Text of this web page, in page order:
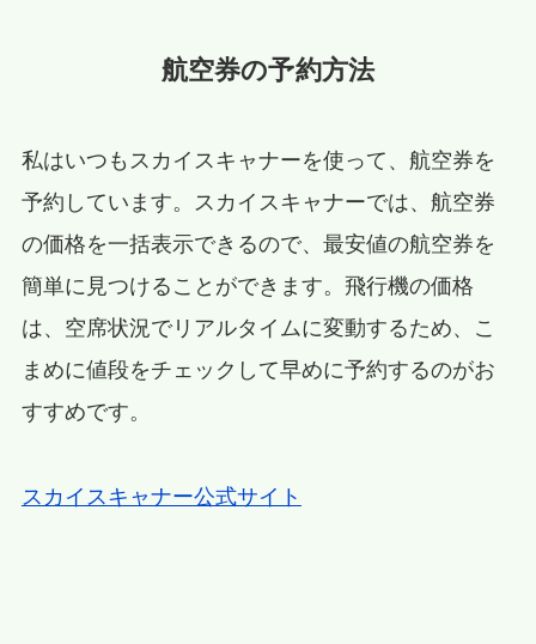
航空券の予約方法
私はいつもスカイスキャナーを使って、航空券を
予約しています。スカイスキャナーでは、航空券
の価格を一括表示できるので、最安値の航空券を
簡単に見つけることができます。飛行機の価格
は、空席状況でリアルタイムに変動するため、こ
まめに値段をチェックして早めに予約するのがお
すすめです。
スカイスキャナー公式サイト